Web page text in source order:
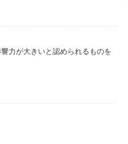
力が大きいと認められるものを